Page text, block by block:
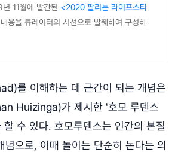
11월에 발간된 <2020 팔리는 라이프스타
용을 큐레이터의 시선으로 발췌하여 구성하
를 이해하는 데 근간이 되는 개념은
Huizinga)가 제시한 '호모 루덴스
수 있다. 호모루덴스는 인간의 본질
념으로, 이때 놀이는 단순히 논다는 의